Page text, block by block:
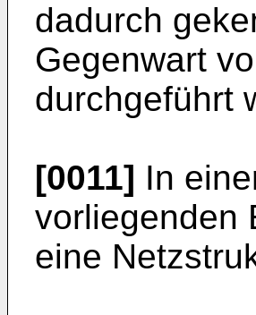
dadurch
Gegenwart
durchgeführt
[0011] In
vorliegenden
eine